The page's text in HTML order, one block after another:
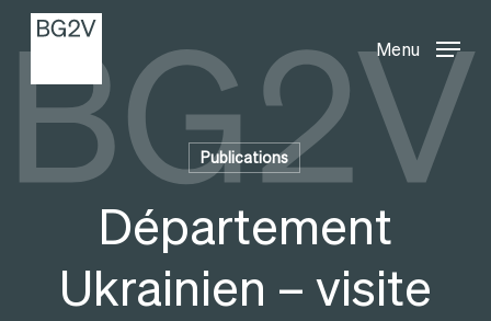
Skip
main
content
Menu
Publications
Département
Ukrainien – visite